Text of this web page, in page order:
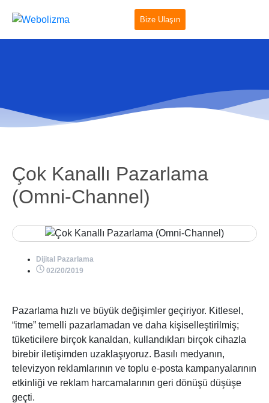
Bize Ulaşın
Çok Kanallı Pazarlama
(Omni-Channel)
Dijital Pazarlama
02/20/2019
Pazarlama hızlı ve büyük değişimler geçiriyor. Kitlesel,
“itme” temelli pazarlamadan ve daha kişiselleştirilmiş;
tüketicilere birçok kanaldan, kullandıkları birçok cihazla
birebir iletişimden uzaklaşıyoruz. Basılı medyanın,
televizyon reklamlarının ve toplu e-posta kampanyalarının
etkinliği ve reklam harcamalarının geri dönüşü düşüşe
geçti.